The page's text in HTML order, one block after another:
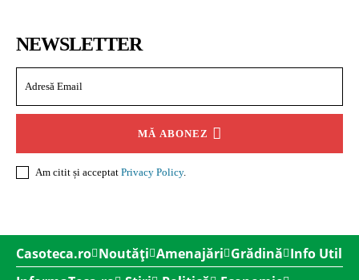
NEWSLETTER
MĂ ABONEZ
Am citit și acceptat Privacy Policy.
Casoteca.ro Noutăți Amenajări Grădină Info Util